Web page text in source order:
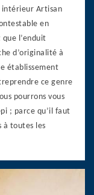
intérieur Artisan
en
l’enduit
d’originalité à
établissement
ce genre
pourrons vous
; parce qu’il faut
à toutes les